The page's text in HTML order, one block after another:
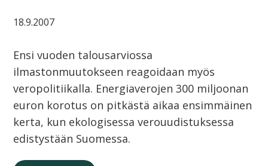
18.9.2007
Ensi vuoden talousarviossa
ilmastonmuutokseen reagoidaan myös
veropolitiikalla. Energiaverojen 300 miljoonan
euron korotus on pitkästä aikaa ensimmäinen
kerta, kun ekologisessa verouudistuksessa
edistystään Suomessa.